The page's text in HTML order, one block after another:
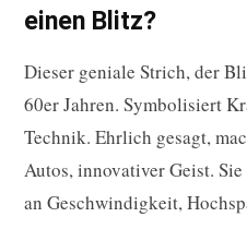
einen Blitz?
Dieser geniale Strich, der
60er Jahren. Symbolisiert
Technik. Ehrlich gesagt,
Autos, innovativer Geist.
an Geschwindigkeit,